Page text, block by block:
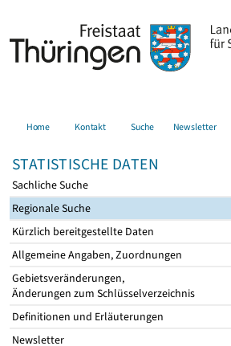
Home Kontakt Suche Newsletter
STATISTISCHE DATEN
Sachliche Suche
Regionale Suche
Kürzlich bereitgestellte Daten
Allgemeine Angaben, Zuordnungen
Gebietsveränderungen,
Änderungen zum Schlüsselverzeichnis
Definitionen und Erläuterungen
Newsletter